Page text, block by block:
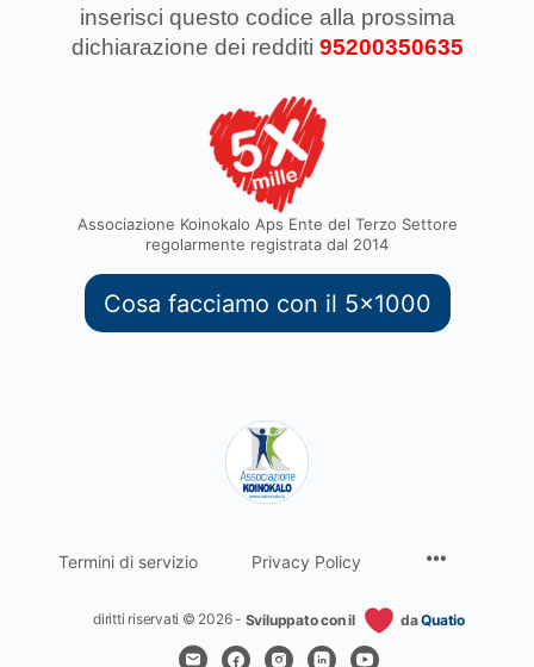
inserisci questo codice alla prossima
dichiarazione dei redditi 95200350635
Associazione Koinokalo Aps Ente del Terzo Settore
regolarmente registrata dal 2014
Cosa facciamo con il 5x1000
Termini di servizio Privacy Policy
diritti riservati © 2026 - Sviluppato con il daQuatio